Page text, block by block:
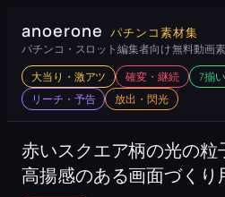
容
ス
キ
プ
anoerone パチンコ素材集
パチンコ・スロット編集者向け 無料動画
大当り・激アツ 確変・継続 7揃
リーチ・予告
放出・閃光
赤いスクエア柄の光の粒
高揚感のある画面づくり